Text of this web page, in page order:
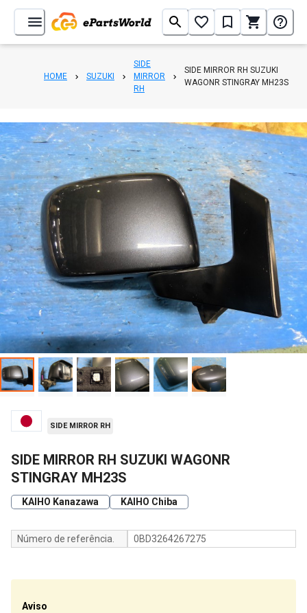
HOME SUZUKI
SIDE
MIRROR
RH
SIDE MIRROR RH SUZUKI
WAGONR STINGRAY MH23S
SIDE MIRROR RH
SIDE MIRROR RH SUZUKI WAGONR
STINGRAY MH23S
KAIHO Kanazawa KAIHO Chiba
Número de referência. 0BD3264267275
Aviso